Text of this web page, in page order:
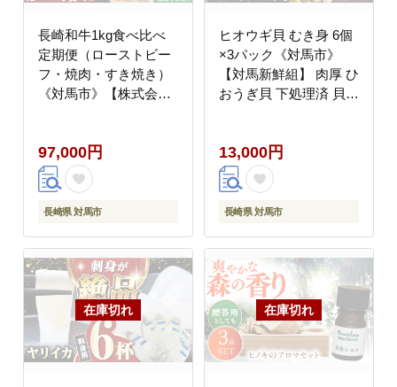
長崎和牛1kg食べ比べ
定期便（ローストビー
フ・焼肉・すき焼き）
《対馬市》【株式会社
真空パック 詰め合わせ
[WCR011]
97,000円
長崎県 対馬市
ヒオウギ貝 むき身 6個
×3パック《対馬市》
【対馬新鮮組】 肉厚 ひ
おうぎ貝 下処理済 貝
13,000円
長崎県 対馬市